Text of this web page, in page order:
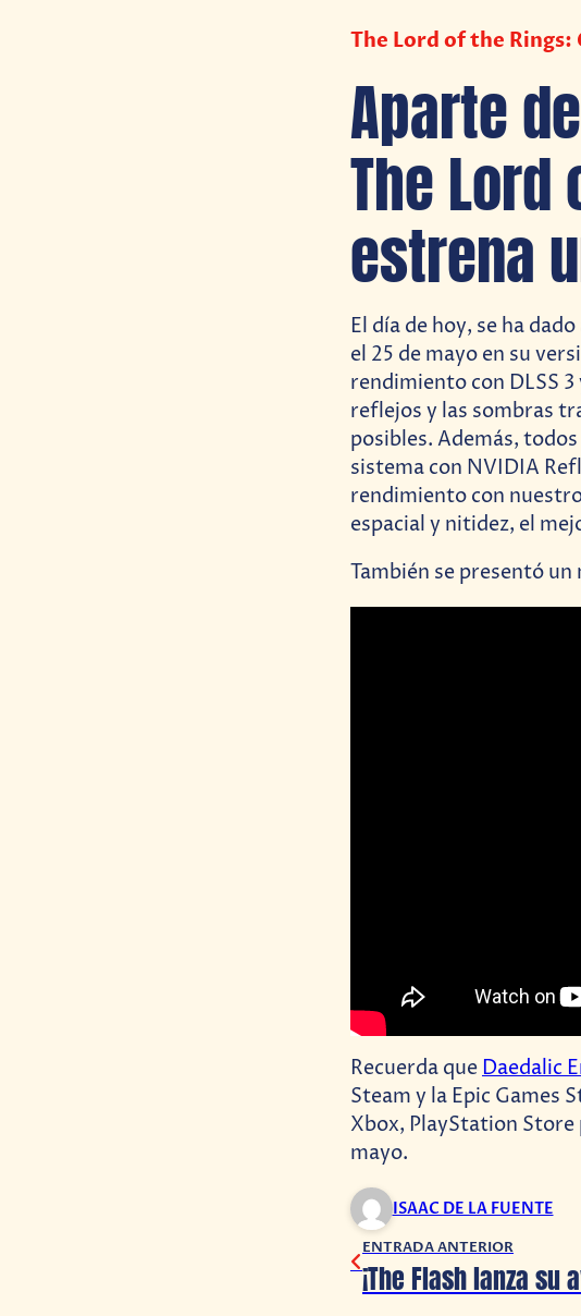
The Lord of the Rings:
Aparte
The Lord
estrena
El día de hoy, se ha
el 25 de mayo en su
rendimiento con DLSS
reflejos y las sombras
posibles. Además,
sistema con NVIDIA
rendimiento con
espacial y nitidez, el
También se presentó
Recuerda queDaedalic
Steam y la Epic Games
Xbox, PlayStation
mayo.
ISAAC DE LA FUENTE
ENTRADA ANTERIOR